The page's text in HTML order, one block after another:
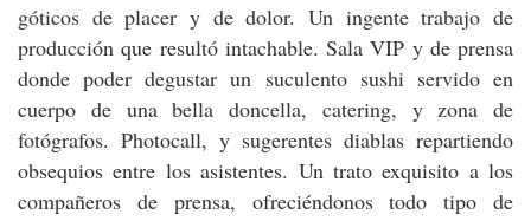
góticos de placer y de dolor. Un ingente trabajo de
producción que resultó intachable. Sala VIP y de prensa
donde poder degustar un suculento sushi servido en
cuerpo de una bella doncella, catering, y zona de
fotógrafos. Photocall, y sugerentes diablas repartiendo
obsequios entre los asistentes. Un trato exquisito a los
compañeros de prensa, ofreciéndonos todo tipo de